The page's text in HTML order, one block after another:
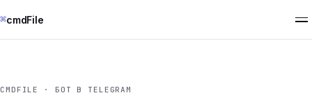
⌘cmdFile
CMDFILE · БОТ В TELEGRAM